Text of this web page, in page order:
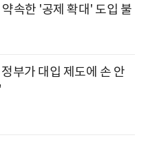
속한 '공제 확대' 도입 불
부가 대입 제도에 손 안